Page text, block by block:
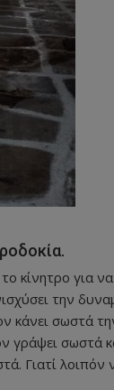
κίνητρο για
την
κάνει σωστά
σωστά
Γιατί λοιπόν